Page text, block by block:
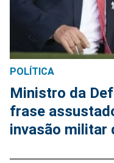
POLÍTICA
Ministro da
frase
invasão militar